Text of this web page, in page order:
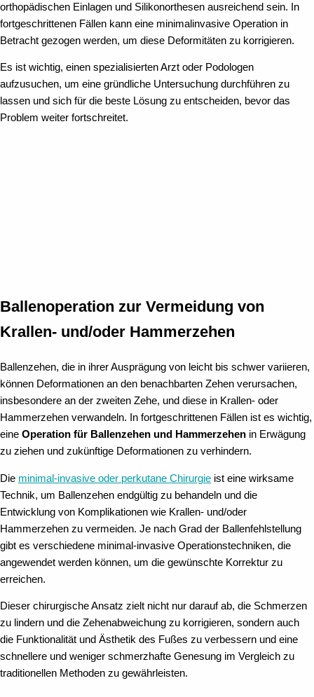
orthopädischen Einlagen und Silikonorthesen ausreichend sein. In
fortgeschrittenen Fällen kann eine minimalinvasive Operation in
Betracht gezogen werden, um diese Deformitäten zu korrigieren.
Es ist wichtig, einen spezialisierten Arzt oder Podologen
aufzusuchen, um eine gründliche Untersuchung durchführen zu
lassen und sich für die beste Lösung zu entscheiden, bevor das
Problem weiter fortschreitet.
Ballenoperation zur Vermeidung von
Krallen- und/oder Hammerzehen
Ballenzehen, die in ihrer Ausprägung von leicht bis schwer variieren,
können Deformationen an den benachbarten Zehen verursachen,
insbesondere an der zweiten Zehe, und diese in Krallen- oder
Hammerzehen verwandeln. In fortgeschrittenen Fällen ist es wichtig,
eine Operation für Ballenzehen und Hammerzehen in Erwägung
zu ziehen und zukünftige Deformationen zu verhindern.
Die minimal-invasive oder perkutane Chirurgie ist eine wirksame
Technik, um Ballenzehen endgültig zu behandeln und die
Entwicklung von Komplikationen wie Krallen- und/oder
Hammerzehen zu vermeiden. Je nach Grad der Ballenfehlstellung
gibt es verschiedene minimal-invasive Operationstechniken, die
angewendet werden können, um die gewünschte Korrektur zu
erreichen.
Dieser chirurgische Ansatz zielt nicht nur darauf ab, die Schmerzen
zu lindern und die Zehenabweichung zu korrigieren, sondern auch
die Funktionalität und Ästhetik des Fußes zu verbessern und eine
schnellere und weniger schmerzhafte Genesung im Vergleich zu
traditionellen Methoden zu gewährleisten.